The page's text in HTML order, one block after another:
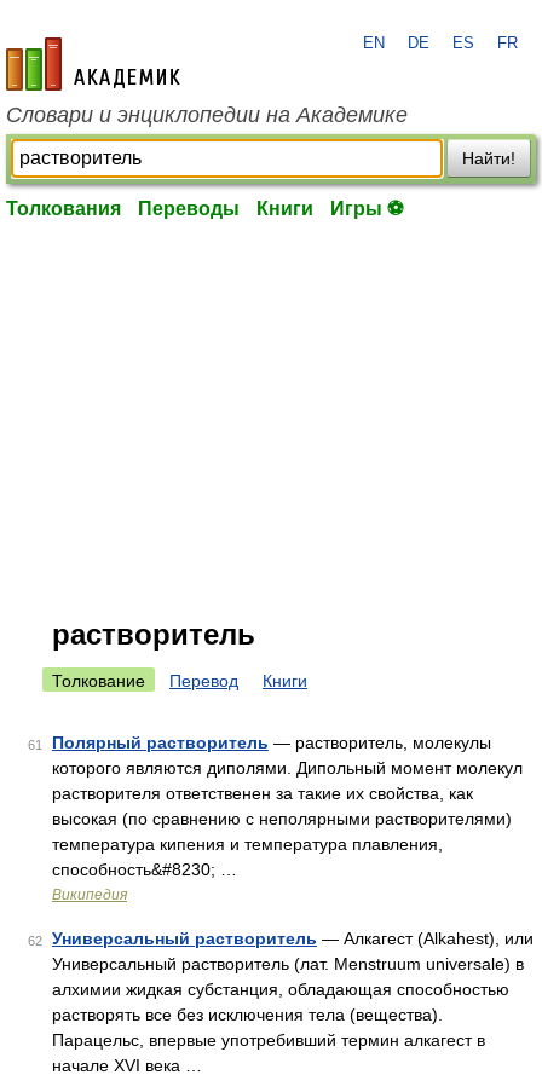
academic.ru
EN DE ES FR
Словари и энциклопедии на Академике
Найти!
Толкования Переводы Книги Игры ⚽
растворитель
Толкование Перевод Книги
61 Полярный растворитель — растворитель, молекулы
которого являются диполями. Дипольный момент молекул
растворителя ответственен за такие их свойства, как
высокая (по сравнению с неполярными растворителями)
температура кипения и температура плавления,
способность&#8230; …
Википедия
62 Универсальный растворитель — Алкагест (Alkahest), или
Универсальный растворитель (лат. Menstruum universale) в
алхимии жидкая субстанция, обладающая способностью
растворять все без исключения тела (вещества).
Парацельс, впервые употребивший термин алкагест в
начале XVI века …